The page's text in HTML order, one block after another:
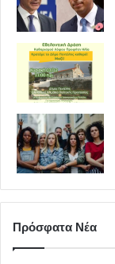
Πρόσφατα Νέα